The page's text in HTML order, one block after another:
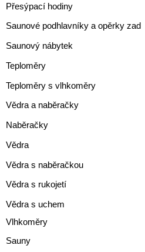
Přesýpací hodiny
Saunové podhlavníky a opěrky zad
Saunový nábytek
Teploměry
Teploměry s vlhkoměry
Vědra a naběračky
Naběračky
Vědra
Vědra s naběračkou
Vědra s rukojetí
Vědra s uchem
Vlhkoměry
Sauny